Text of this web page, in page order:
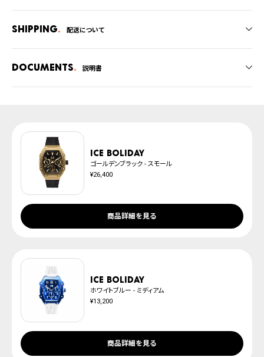
在庫切れの場合、キャンセルをさせて頂きます。
Shipping 配送について
・系列店舗から取り寄せ後に発送
※ご予約商品は、記載のお届け予定での発送となります。
Documents 説明書
防水について
ICE boliday
ゴールデンブラック - スモール
¥26,400
商品詳細を見る
ICE boliday
ホワイトブルー - ミディアム
¥13,200
商品詳細を見る